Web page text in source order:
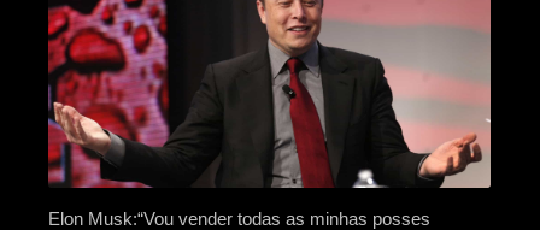
Elon Musk:“Vou vender todas as minhas posses